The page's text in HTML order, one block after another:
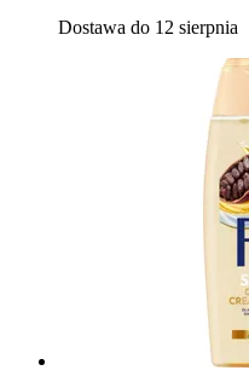
Dostawa do 12 sierpnia